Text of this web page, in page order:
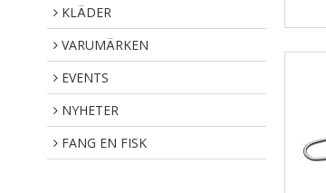
KLÄDER
VARUMÄRKEN
EVENTS
NYHETER
FANG EN FISK